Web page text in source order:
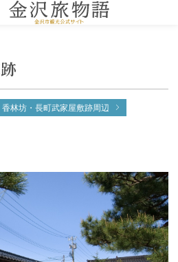
香林坊・長町武家屋敷跡周辺